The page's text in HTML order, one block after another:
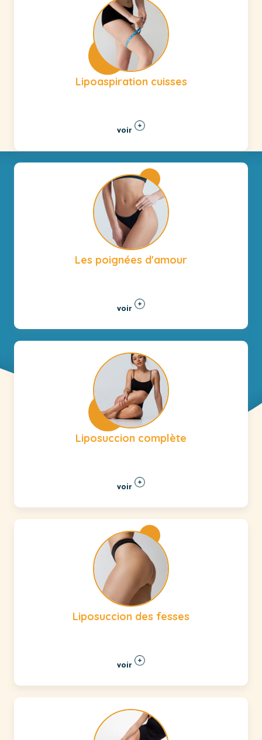
Lipoaspiration cuisses
voir
Les poignées d'amour
voir
Liposuccion complète
voir
Liposuccion des fesses
voir